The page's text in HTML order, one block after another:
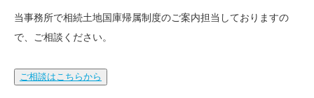
当事務所で相続土地国庫帰属制度のご案内担当しておりますの
で、ご相談ください。
ご相談はこちらから